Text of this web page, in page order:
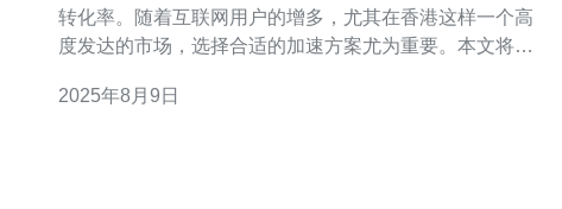
转化率。随着互联网用户的增多，尤其在香港这样一个高
度发达的市场，选择合适的加速方案尤为重要。本文将深
升网站性能，确保用户能够享受到流畅的访问体验。 为什
2025年8月9日